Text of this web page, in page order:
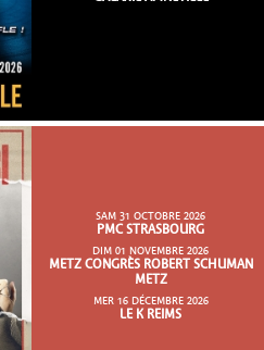
SAM 31 OCTOBRE 2026
PMC STRASBOURG
DIM 01 NOVEMBRE 2026
METZ CONGRÈS ROBERT SCHUMAN
METZ
MER 16 DÉCEMBRE 2026
LE K REIMS